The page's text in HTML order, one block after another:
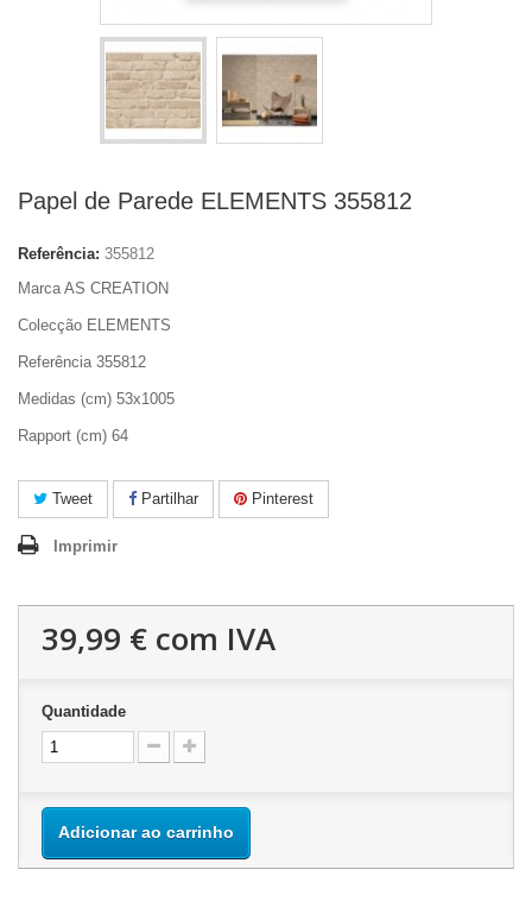
Papel de Parede ELEMENTS 355812
Referência: 355812
Marca AS CREATION
Colecção ELEMENTS
Referência 355812
Medidas (cm) 53x1005
Rapport (cm) 64
Tweet Partilhar Pinterest
Imprimir
39,99 € com IVA
Quantidade
Adicionar ao carrinho